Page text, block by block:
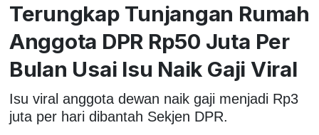
Terungkap Tunjangan Rumah
Anggota DPR Rp50 Juta Per
Bulan Usai Isu Naik Gaji Viral
Isu viral anggota dewan naik gaji menjadi Rp3
juta per hari dibantah Sekjen DPR.